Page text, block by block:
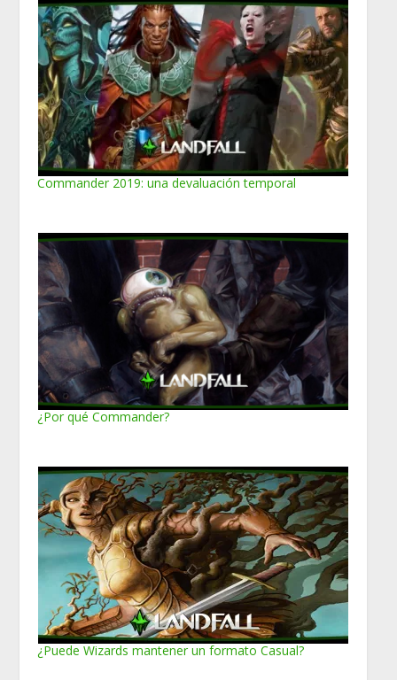
Commander 2019: una devaluación temporal
¿Por qué Commander?
¿Puede Wizards mantener un formato Casual?